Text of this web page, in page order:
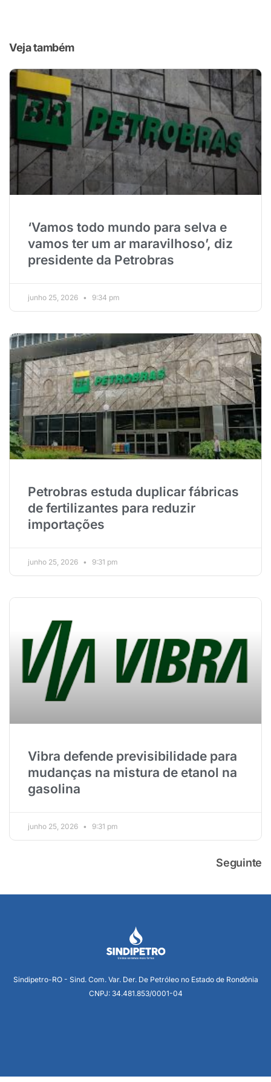
Veja também
‘Vamos todo mundo para selva e
vamos ter um ar maravilhoso’, diz
presidente da Petrobras
junho 25, 2026 9:34 pm
Petrobras estuda duplicar fábricas
de fertilizantes para reduzir
importações
junho 25, 2026 9:31 pm
Vibra defende previsibilidade para
mudanças na mistura de etanol na
gasolina
junho 25, 2026 9:31 pm
Seguinte
Sindipetro-RO - Sind. Com. Var. Der. De Petróleo no Estado de Rondônia
CNPJ: 34.481.853/0001-04